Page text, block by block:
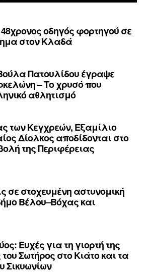
οδηγός φορτηγού σε
στον Κλαδά
Πατουλίδου έγραψε
– Το χρυσό που
αθλητισμό
των Κεγχρεών, Εξαμίλιο
Δίολκος αποδίδονται στο
της Περιφέρειας
σε στοχευμένη αστυνομική
Βέλου–Βόχας και
Ευχές για τη γιορτή της
Σωτήρος στο Κιάτο και τα
Σικυωνίων